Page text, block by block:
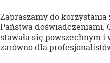
Zapraszamy do
Państwa doświadczeniami.
stawała się powszechnym
zarówno dla